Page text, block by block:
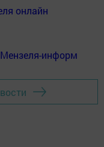
онлайн
информ